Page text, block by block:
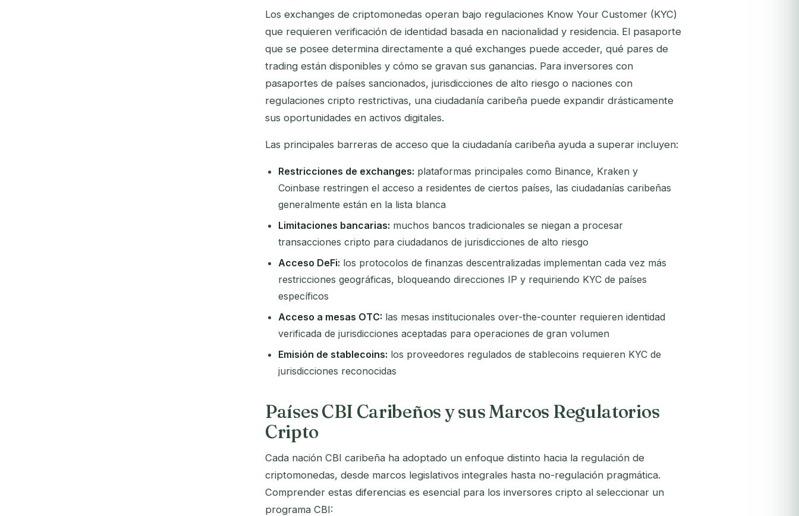
Los exchanges de criptomonedas operan bajo regulaciones Know Your Customer (KYC)
que requieren verificación de identidad basada en nacionalidad y residencia. El pasaporte
que se posee determina directamente a qué exchanges puede acceder, qué pares de
trading están disponibles y cómo se gravan sus ganancias. Para inversores con
pasaportes de países sancionados, jurisdicciones de alto riesgo o naciones con
regulaciones cripto restrictivas, una ciudadanía caribeña puede expandir drásticamente
sus oportunidades en activos digitales.
Las principales barreras de acceso que la ciudadanía caribeña ayuda a superar incluyen:
Restricciones de exchanges: plataformas principales como Binance, Kraken y
Coinbase restringen el acceso a residentes de ciertos países, las ciudadanías caribeñas
generalmente están en la lista blanca
Limitaciones bancarias: muchos bancos tradicionales se niegan a procesar
transacciones cripto para ciudadanos de jurisdicciones de alto riesgo
Acceso DeFi: los protocolos de finanzas descentralizadas implementan cada vez más
restricciones geográficas, bloqueando direcciones IP y requiriendo KYC de países
específicos
Acceso a mesas OTC: las mesas institucionales over-the-counter requieren identidad
verificada de jurisdicciones aceptadas para operaciones de gran volumen
Emisión de stablecoins: los proveedores regulados de stablecoins requieren KYC de
jurisdicciones reconocidas
Países CBI Caribeños y sus Marcos Regulatorios
Cripto
Cada nación CBI caribeña ha adoptado un enfoque distinto hacia la regulación de
criptomonedas, desde marcos legislativos integrales hasta no-regulación pragmática.
Comprender estas diferencias es esencial para los inversores cripto al seleccionar un
programa CBI: